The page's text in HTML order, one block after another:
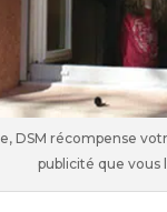
DSM récompense
publicité que vous